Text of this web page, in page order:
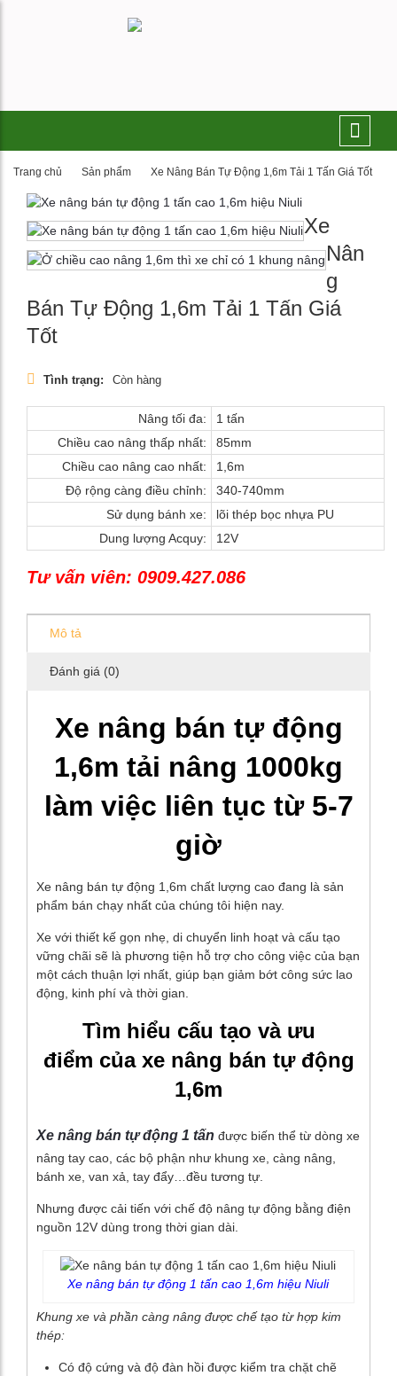
Trang chủ Sản phẩm Xe Nâng Bán Tự Động 1,6m Tải 1 Tấn Giá Tốt
Xe
Nân
g
Bán Tự Động 1,6m Tải 1 Tấn Giá
Tốt
Tình trạng: Còn hàng
Nâng tối đa:
1 tấn
Chiều cao nâng thấp nhất:
85mm
Chiều cao nâng cao nhất:
1,6m
Độ rộng càng điều chỉnh:
340-740mm
Sử dụng bánh xe:
lõi thép bọc nhựa PU
Dung lượng Acquy:
12V
Tư vấn viên: 0909.427.086
Mô tả
Đánh giá (0)
Xe nâng bán tự động
1,6m tải nâng 1000kg
làm việc liên tục từ 5-7
giờ
Xe nâng bán tự động 1,6m chất lượng cao đang là sản
phẩm bán chạy nhất của chúng tôi hiện nay.
Xe với thiết kế gọn nhẹ, di chuyển linh hoạt và cấu tạo
vững chãi sẽ là phương tiện hỗ trợ cho công việc của bạn
một cách thuận lợi nhất, giúp bạn giảm bớt công sức lao
động, kinh phí và thời gian.
Tìm hiểu cấu tạo và ưu
điểm của xe nâng bán tự động
1,6m
Xe nâng bán tự động 1 tấn được biến thể từ dòng xe
nâng tay cao, các bộ phận như khung xe, càng nâng,
bánh xe, van xả, tay đẩy…đều tương tự.
Nhưng được cải tiến với chế độ nâng tự động bằng điện
nguồn 12V dùng trong thời gian dài.
Xe nâng bán tự động 1 tấn cao 1,6m hiệu Niuli
Khung xe và phần càng nâng được chế tạo từ hợp kim
thép:
Có độ cứng và độ đàn hồi được kiểm tra chặt chẽ